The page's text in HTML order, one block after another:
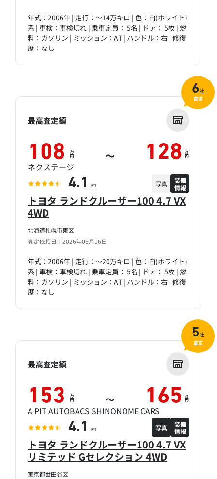
年式：2006年 | 走行：～14万キロ | 色：白(ホワイト)
系 | 車検：車検切れ | 乗車定員： 5名 | ドア： 5枚 | 燃
料：ガソリン | ミッション：AT | ハンドル：右 | 修復
歴：なし
北海道札幌市東区
査定依頼日：2026年06月16日
トヨタ ランドクルーザー100 4.7 VX
4WD
年式：2006年 | 走行：～20万キロ | 色：白(ホワイト)
系 | 車検：車検切れ | 乗車定員： 5名 | ドア： 5枚 | 燃
料：ガソリン | ミッション：AT | ハンドル：右 | 修復
歴：なし
最高査定額
108 万
円 ～ 128 万
円
ネクステージ
4.1 PT 写真
装備
情報
6社
査定
東京都世田谷区
トヨタ ランドクルーザー100 4.7 VX
リミテッド Gセレクション 4WD
最高査定額
153 万
円 ～ 165 万
円
A PIT AUTOBACS SHINONOME CARS
4.1 PT 写真
装備
情報
5社
査定